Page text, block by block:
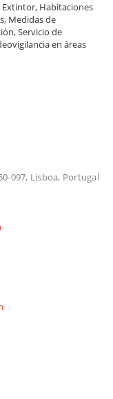
Habitaciones
Medidas de
Servicio de
en áreas
097, Lisboa, Portugal